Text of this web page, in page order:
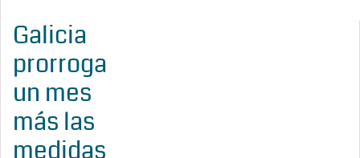
Galicia
prorroga
un mes
más las
medidas